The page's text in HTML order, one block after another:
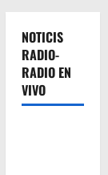
NOTICIS
RADIO-
RADIO EN
VIVO